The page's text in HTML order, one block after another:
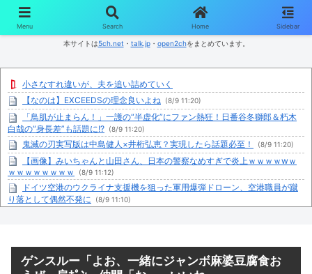
コンテンツへスキップ
本サイトは5ch.net ・ talk.jp・ open2chをまとめています。
小さなすれ違いが、夫を追い詰めていく
【なのは】EXCEEDSの理念良いよね (8/9 11:20)
「鳥肌が止まらん！」一護の“半虚化”にファン熱狂！日番谷冬獅郎＆朽木
白哉の“身長差”も話題に!? (8/9 11:20)
鬼滅の刃実写版は中島健人×井桁弘恵？実現したら話題必至！ (8/9 11:20)
【画像】みいちゃんと山田さん、日本の警察なめすぎで炎上ｗｗｗｗwｗ
ｗｗｗｗｗｗｗｗ
(8/9 11:12)
ドイツ空港のウクライナ支援機を狙った軍用爆弾ドローン、空港職員が蹴
り落として偶然不発に
(8/9 11:10)
熊本県知事「報道に強い不満・苦情が寄せられている」→TBSの報道特集
ゲンスルー「よお、一緒にジャンボ麻婆豆腐食お
Menu Search Home Sidebar